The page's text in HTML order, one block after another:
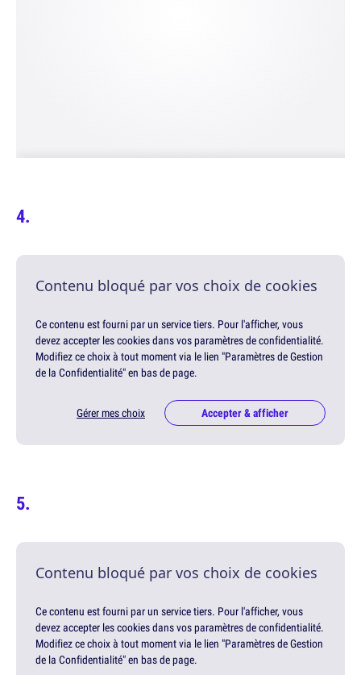
Contenu bloqué par vos choix de cookies
Ce contenu est fourni par un service tiers. Pour l'afficher, vous
devez accepter les cookies dans vos paramètres de confidentialité.
Modifiez ce choix à tout moment via le lien "Paramètres de Gestion
de la Confidentialité" en bas de page.
Gérer mes choix Accepter & afficher
Contenu bloqué par vos choix de cookies
Ce contenu est fourni par un service tiers. Pour l'afficher, vous
devez accepter les cookies dans vos paramètres de confidentialité.
Modifiez ce choix à tout moment via le lien "Paramètres de Gestion
de la Confidentialité" en bas de page.